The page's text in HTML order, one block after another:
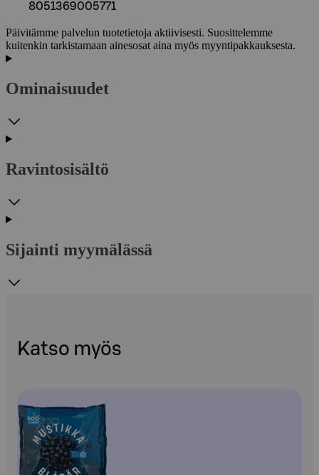
8051369005771
Päivitämme palvelun tuotetietoja aktiivisesti. Suosittelemme
kuitenkin tarkistamaan ainesosat aina myös myyntipakkauksesta.
Ominaisuudet
Ravintosisältö
Sijainti myymälässä
Katso myös